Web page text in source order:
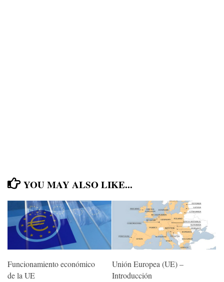
YOU MAY ALSO LIKE...
Funcionamiento económico
de la UE
Unión Europea (UE) –
Introducción